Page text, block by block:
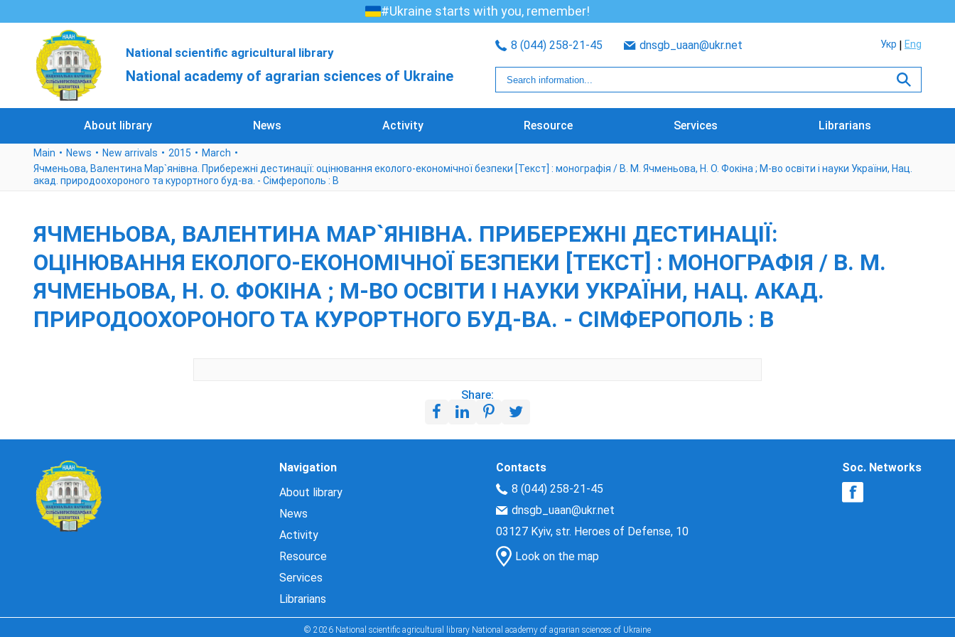
#Ukraine starts with you, remember!
National scientific agricultural library
National academy of agrarian sciences of Ukraine
8 (044) 258-21-45 dnsgb_uaan@ukr.net Укр Eng
About library News Activity Resource Services Librarians
Main News New arrivals 2015
March
Ячменьова, Валентина Мар`янівна. Прибережні дестинації: оцінювання еколого-економічної безпеки [Текст] : монографія / В. М. Ячменьова, Н. О. Фокіна ; М-во освіти і науки України, Нац.
акад. природоохороного та курортного буд-ва. - Сімферополь : В
ЯЧМЕНЬОВА, ВАЛЕНТИНА МАР`ЯНІВНА. ПРИБЕРЕЖНІ ДЕСТИНАЦІЇ:
ОЦІНЮВАННЯ ЕКОЛОГО-ЕКОНОМІЧНОЇ БЕЗПЕКИ [ТЕКСТ] : МОНОГРАФІЯ / В. М.
ЯЧМЕНЬОВА, Н. О. ФОКІНА ; М-ВО ОСВІТИ І НАУКИ УКРАЇНИ, НАЦ. АКАД.
ПРИРОДООХОРОНОГО ТА КУРОРТНОГО БУД-ВА. - СІМФЕРОПОЛЬ : В
Share:
Navigation
About library
News
Activity
Resource
Services
Librarians
Contacts
8 (044) 258-21-45
dnsgb_uaan@ukr.net
03127 Kyiv, str. Heroes of Defense, 10
Look on the map
Soc. Networks
© 2026 National scientific agricultural library National academy of agrarian sciences of Ukraine